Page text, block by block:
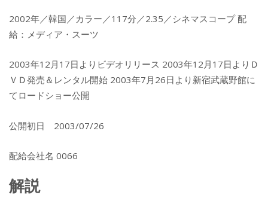
2002年／韓国／カラー／117分／2.35／シネマスコープ 配
給：メディア・スーツ
2003年12月17日よりビデオリリース 2003年12月17日よりＤ
ＶＤ発売＆レンタル開始 2003年7月26日より新宿武蔵野館に
てロードショー公開
公開初日 2003/07/26
配給会社名 0066
解説